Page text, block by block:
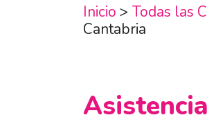
Inicio > Todas las
Cantabria